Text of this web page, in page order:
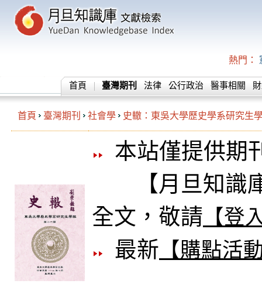
熱門：
首頁 臺灣期刊 法律 公行政治 醫事相關
首頁 臺灣期刊 社會學 史轍：東吳大學歷史學系研究生
本站僅提供期
【月旦知識庫
全文，敬請 【登
最新 【購點活